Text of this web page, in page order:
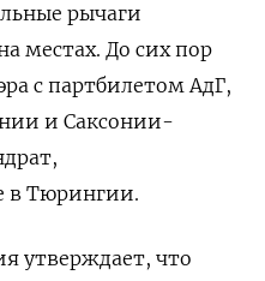
рычаги
местах. До сих пор
с партбилетом АдГ,
и Саксонии-
в Тюрингии.
утверждает, что